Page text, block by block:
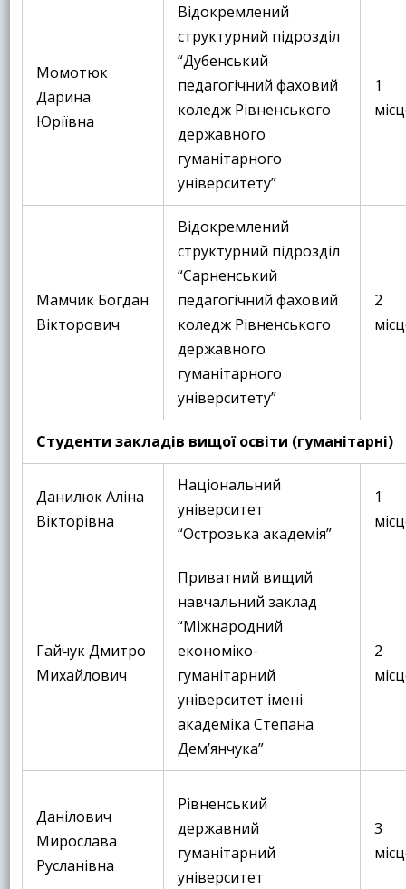
Момотюк
Дарина
Юріївна
Відокремлений
структурний підрозділ
“Дубенський
педагогічний фаховий
коледж Рівненського
державного
гуманітарного
університету”
1
Мамчик Богдан
Вікторович
Відокремлений
структурний підрозділ
“Сарненський
педагогічний фаховий
коледж Рівненського
державного
гуманітарного
університету”
2
Студенти закладів вищої освіти (гуманітарні)
Данилюк Аліна
Вікторівна
Національний
університет
“Острозька академія”
1
Гайчук Дмитро
Михайлович
Приватний вищий
навчальний заклад
“Міжнародний
економіко-
гуманітарний
університет імені
академіка Степана
Демʼянчука”
2
Данілович
Мирослава
Русланівна
Рівненський
державний
гуманітарний
університет
3